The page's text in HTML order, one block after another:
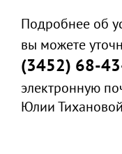
Подробнее об
вы можете
(3452) 68-
электронную
Юлии Тихановой